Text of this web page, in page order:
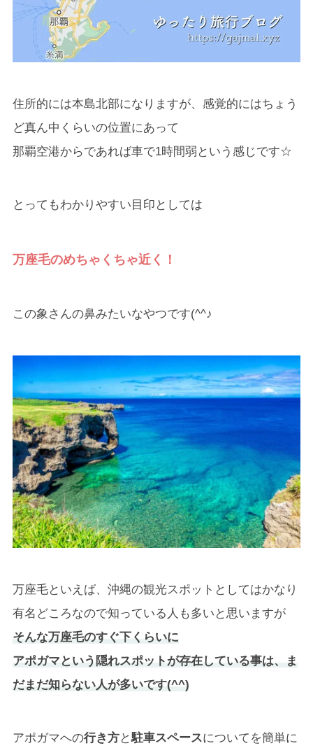
住所的には本島北部になりますが、感覚的にはちょう
ど真ん中くらいの位置にあって
那覇空港からであれば車で1時間弱という感じです☆
とってもわかりやすい目印としては
万座毛のめちゃくちゃ近く！
この象さんの鼻みたいなやつです(^^♪
万座毛といえば、沖縄の観光スポットとしてはかなり
有名どころなので知っている人も多いと思いますが
そんな万座毛のすぐ下くらいに
アポガマという隠れスポットが存在している事は、ま
だまだ知らない人が多いです(^^)
アポガマへの行き方と駐車スペースについてを簡単に